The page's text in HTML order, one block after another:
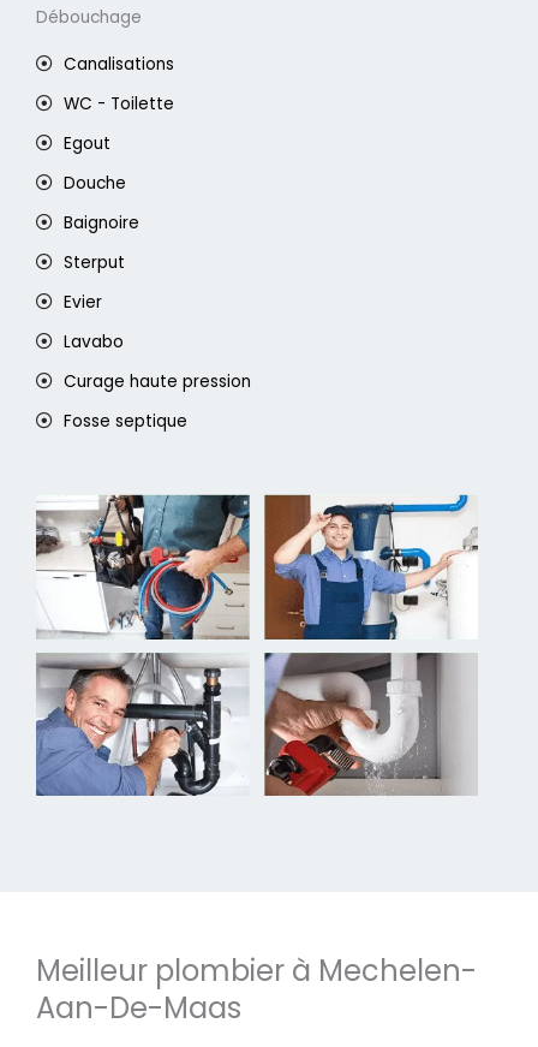
Débouchage
Canalisations
WC - Toilette
Egout
Douche
Baignoire
Sterput
Evier
Lavabo
Curage haute pression
Fosse septique
Meilleur plombier à Mechelen-
Aan-De-Maas